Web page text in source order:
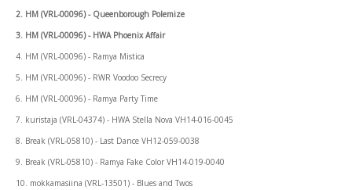
2. HM (VRL-00096) - Queenborough Polemize
3. HM (VRL-00096) - HWA Phoenix Affair
4. HM (VRL-00096) - Ramya Mistica
5. HM (VRL-00096) - RWR Voodoo Secrecy
6. HM (VRL-00096) - Ramya Party Time
7. kuristaja (VRL-04374) - HWA Stella Nova VH14-016-0045
8. Break (VRL-05810) - Last Dance VH12-059-0038
9. Break (VRL-05810) - Ramya Fake Color VH14-019-0040
10. mokkamasiina (VRL-13501) - Blues and Twos